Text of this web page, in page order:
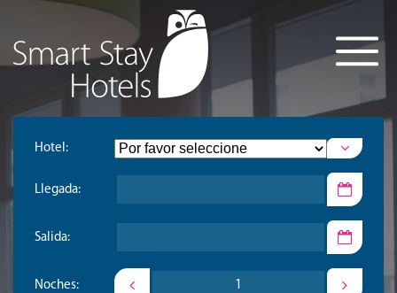
Hotel:
Llegada:
Salida:
Noches: